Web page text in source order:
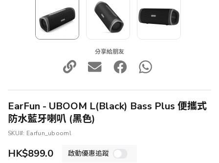
分享給朋友
EarFun - UBOOM L(Black) Bass Plus 便攜式
防水藍牙喇叭 (黑色)
SKU Earfun_ubooml
HK$899.0 啟動優惠追蹤